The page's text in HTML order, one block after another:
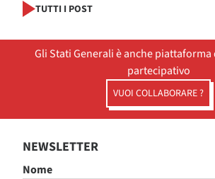
TUTTI I POST
Gli Stati Generali è anche
partecipativo
VUOI COLLABORARE ?
NEWSLETTER
Nome